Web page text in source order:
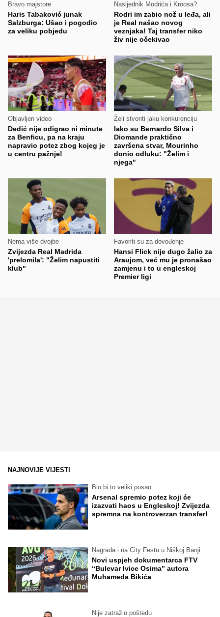
Bravo majstore
Haris Tabaković junak
Salzburga: Ušao i pogodio
za veliku pobjedu
Nasljednik Modrića i Kroosa?
Rodri im zabio nož u leđa, ali
je Real našao novog
veznjaka! Taj transfer niko
živ nije očekivao
Objavljen video
Dedić nije odigrao ni minute
za Benficu, pa na kraju
napravio potez zbog kojeg je
u centru pažnje!
Želi stvoriti jaku konkurenciju
Iako su Bernardo Silva i
Diomande praktično
završena stvar, Mourinho
donio odluku: "Želim i
njega"
Nema više dvojbe
Zvijezda Real Madrida
'prelomila': "Želim napustiti
klub"
Favoriti su za dovođenje
Hansi Flick nije dugo žalio za
Araujom, već mu je pronašao
zamjenu i to u engleskoj
Premier ligi
NAJNOVIJE VIJESTI
Bio bi to veliki posao
Arsenal spremio potez koji će
izazvati haos u Engleskoj! Zvijezda
spremna na kontroverzan transfer!
Nagrada i na City Festu u Niškoj Banji
Novi uspjeh dokumentarca FTV
“Bulevar Ivice Osima” autora
Muhameda Bikića
Nije zatražio poštedu